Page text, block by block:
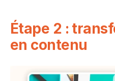
Étape 2 :
en contenu